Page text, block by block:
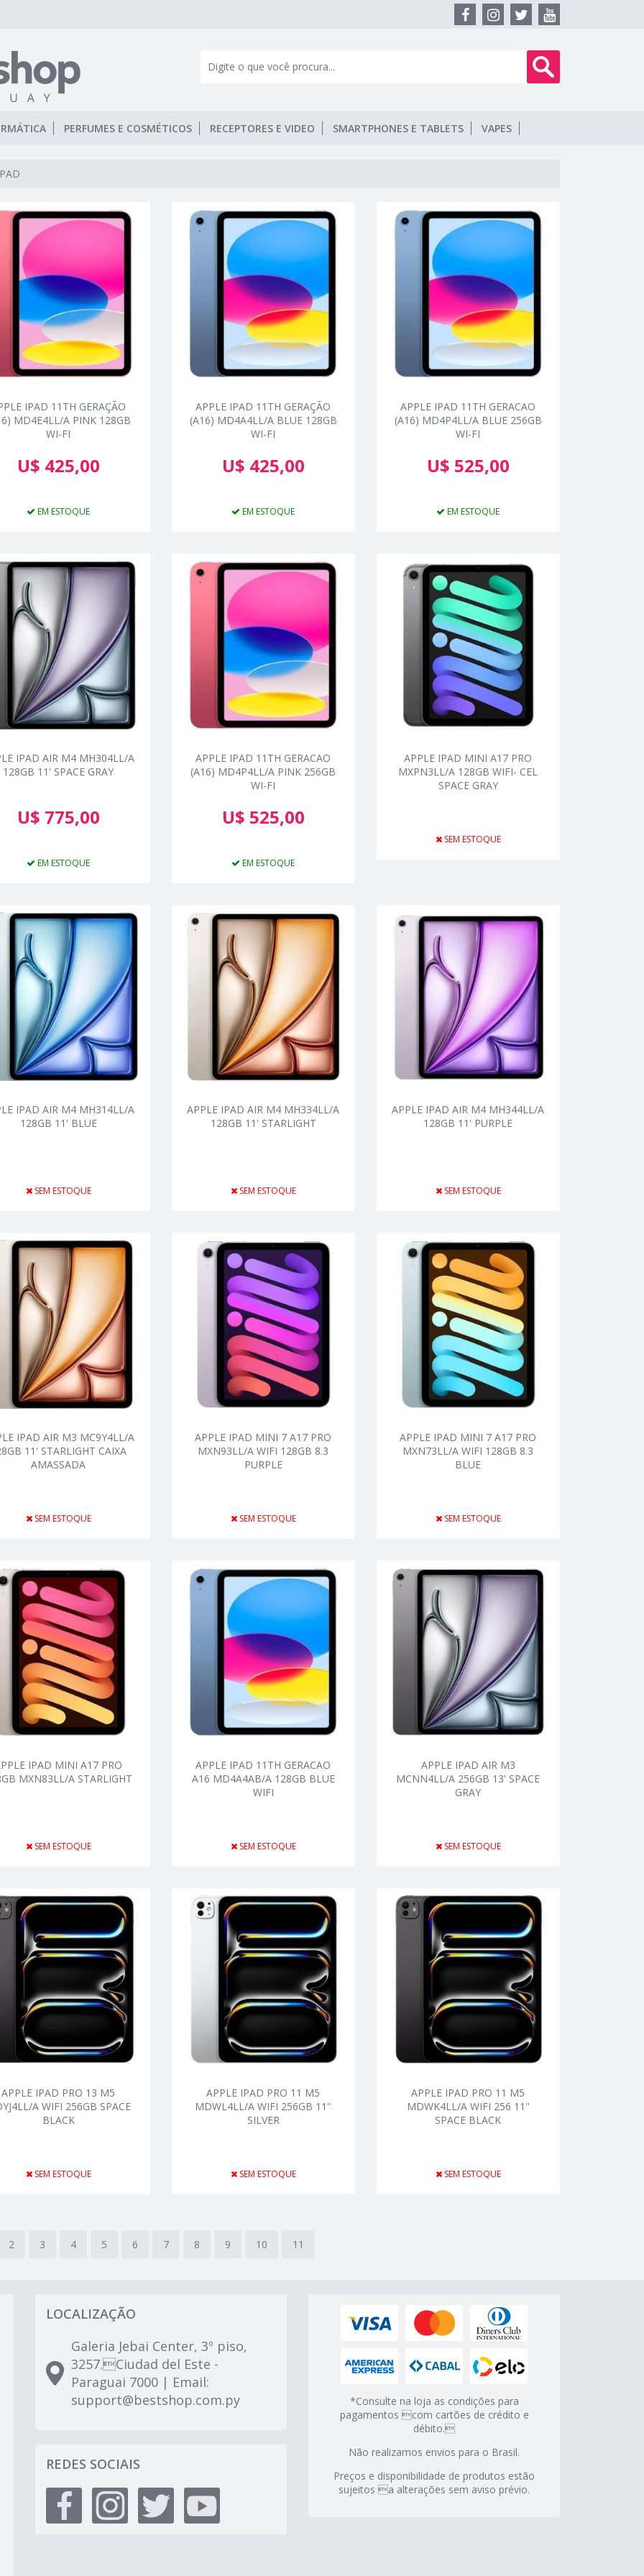
PERFUMES E COSMÉTICOS RECEPTORES E VIDEO SMARTPHONES E TABLETS VAPES
IPAD 11TH GERAÇÃO
MD4E4LL/A PINK 128GB
WI-FI
U$ 425,00
EM ESTOQUE
APPLE IPAD 11TH GERAÇÃO
(A16) MD4A4LL/A BLUE 128GB
WI-FI
U$ 425,00
EM ESTOQUE
APPLE IPAD 11TH GERACAO
(A16) MD4P4LL/A BLUE 256GB
WI-FI
U$ 525,00
EM ESTOQUE
IPAD AIR M4 MH304LL/A
128GB 11' SPACE GRAY
U$ 775,00
EM ESTOQUE
APPLE IPAD 11TH GERACAO
(A16) MD4P4LL/A PINK 256GB
WI-FI
U$ 525,00
EM ESTOQUE
APPLE IPAD MINI A17 PRO
MXPN3LL/A 128GB WIFI- CEL
SPACE GRAY
SEM ESTOQUE
IPAD AIR M4 MH314LL/A
128GB 11' BLUE
SEM ESTOQUE
APPLE IPAD AIR M4 MH334LL/A
128GB 11' STARLIGHT
SEM ESTOQUE
APPLE IPAD AIR M4 MH344LL/A
128GB 11' PURPLE
SEM ESTOQUE
IPAD AIR M3 MC9Y4LL/A
11' STARLIGHT CAIXA
AMASSADA
SEM ESTOQUE
APPLE IPAD MINI 7 A17 PRO
MXN93LL/A WIFI 128GB 8.3
PURPLE
SEM ESTOQUE
APPLE IPAD MINI 7 A17 PRO
MXN73LL/A WIFI 128GB 8.3
BLUE
SEM ESTOQUE
IPAD MINI A17 PRO
MXN83LL/A STARLIGHT
SEM ESTOQUE
APPLE IPAD 11TH GERACAO
A16 MD4A4AB/A 128GB BLUE
WIFI
SEM ESTOQUE
APPLE IPAD AIR M3
MCNN4LL/A 256GB 13' SPACE
GRAY
SEM ESTOQUE
APPLE IPAD PRO 13 M5
A WIFI 256GB SPACE
BLACK
SEM ESTOQUE
APPLE IPAD PRO 11 M5
MDWL4LL/A WIFI 256GB 11''
SILVER
SEM ESTOQUE
APPLE IPAD PRO 11 M5
MDWK4LL/A WIFI 256 11''
SPACE BLACK
SEM ESTOQUE
2 3 4 5 6 7 8 9 10 11
LOCALIZAÇÃO
Galeria Jebai Center, 3º piso,
3257.Ciudad del Este -
Paraguai 7000 | Email:
support@bestshop.com.py
REDES SOCIAIS
*Consulte na loja as condições para
pagamentos com cartões de crédito e
débito.
Não realizamos envios para o Brasil.
Preços e disponibilidade de produtos estão
sujeitos a alterações sem aviso prévio.